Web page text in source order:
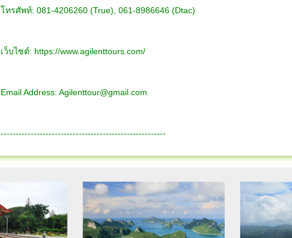
โทรศัพท์: 081-4206260 (True), 061-8986646 (Dtac)
เว็บไซต์: https://www.agilenttours.com/
Email Address: Agilenttour@gmail.com
-------------------------------------------------------